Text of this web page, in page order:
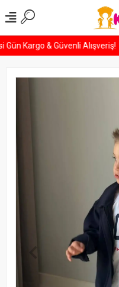
Gün Kargo & Güvenli Alışveriş!